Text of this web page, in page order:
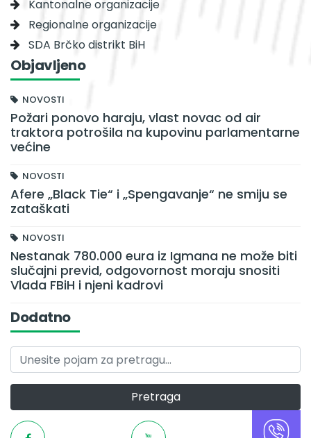
Kantonalne organizacije
Regionalne organizacije
SDA Brčko distrikt BiH
Objavljeno
NOVOSTI
Požari ponovo haraju, vlast novac od air
traktora potrošila na kupovinu parlamentarne
većine
NOVOSTI
Afere „Black Tie“ i „Spengavanje“ ne smiju se
zataškati
NOVOSTI
Nestanak 780.000 eura iz Igmana ne može biti
slučajni previd, odgovornost moraju snositi
Vlada FBiH i njeni kadrovi
Dodatno
Pretraga